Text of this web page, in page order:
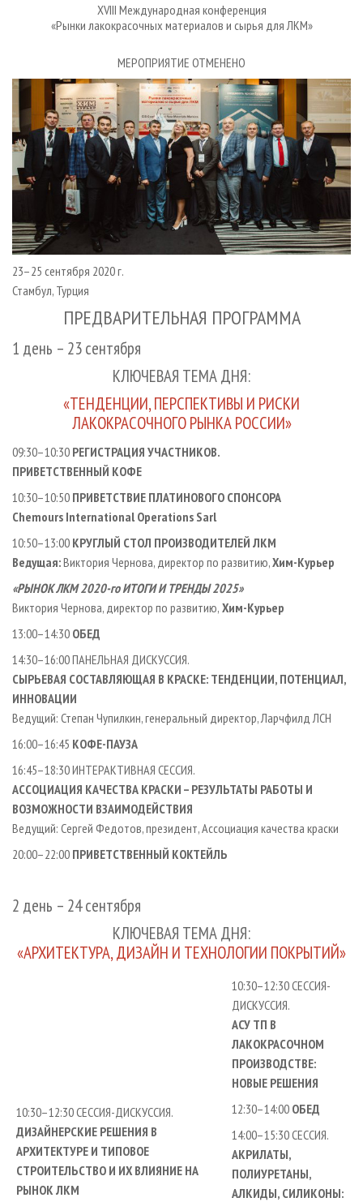
СУШКА ДРЕВЕСИНЫ
ПРОИЗВОДСТВО ДРЕВЕСНЫХ ПЛИТ
ДЕРЕВЯННОЕ ДОМОСТРОЕНИЕ
ПРОИЗВОДСТВО МЕБЕЛИ
БИОЭНЕРГЕТИКА
ЦБП
ИНСТРУМЕНТ И МАТЕРИАЛЫ
МОБИЛЬНЫЕ ВЫСТАВКИ
ОФИЦИАЛЬНЫЕ ДЕЛЕГАЦИИ
ПРИОРИТЕТНЫЕ ИНВЕСТПРОЕКТЫ
RUSSIAN FORESTRY REVIEW
ГАЗЕТА ЛЕСПРОМФОРУМ
БИБЛИОТЕКА СПЕЦИАЛИСТА
XVIII Международная конференция
«Рынки лакокрасочных материалов и сырья для ЛКМ»
МЕРОПРИЯТИЕ ОТМЕНЕНО
23–25 сентября 2020 г.
Стамбул, Турция
ПРЕДВАРИТЕЛЬНАЯ ПРОГРАММА
1 день – 23 сентября
КЛЮЧЕВАЯ ТЕМА ДНЯ:
«ТЕНДЕНЦИИ, ПЕРСПЕКТИВЫ И РИСКИ
ЛАКОКРАСОЧНОГО РЫНКА РОССИИ»
09:30–10:30 РЕГИСТРАЦИЯ УЧАСТНИКОВ.
ПРИВЕТСТВЕННЫЙ КОФЕ
10:30–10:50 ПРИВЕТСТВИЕ ПЛАТИНОВОГО СПОНСОРА
Chemours International Operations Sarl
10:50–13:00 КРУГЛЫЙ СТОЛ ПРОИЗВОДИТЕЛЕЙ ЛКМ
Ведущая:Виктория Чернова, директор по развитию,Хим-Курьер
«РЫНОК ЛКМ 2020-го ИТОГИ И ТРЕНДЫ 2025»
Виктория Чернова, директор по развитию, Хим-Курьер
13:00–14:30 ОБЕД
14:30–16:00 ПАНЕЛЬНАЯ ДИСКУССИЯ.
СЫРЬЕВАЯ СОСТАВЛЯЮЩАЯ В КРАСКЕ: ТЕНДЕНЦИИ, ПОТЕНЦИАЛ,
ИННОВАЦИИ
Ведущий: Степан Чупилкин, генеральный директор, Ларчфилд ЛСН
16:00–16:45 КОФЕ-ПАУЗА
16:45–18:30 ИНТЕРАКТИВНАЯ СЕССИЯ.
АССОЦИАЦИЯ КАЧЕСТВА КРАСКИ – РЕЗУЛЬТАТЫ РАБОТЫ И
ВОЗМОЖНОСТИ ВЗАИМОДЕЙСТВИЯ
Ведущий: Сергей Федотов, президент, Ассоциация качества краски
20:00–22:00 ПРИВЕТСТВЕННЫЙ КОКТЕЙЛЬ
2 день – 24 сентября
КЛЮЧЕВАЯ ТЕМА ДНЯ:
«АРХИТЕКТУРА, ДИЗАЙН И ТЕХНОЛОГИИ ПОКРЫТИЙ»
10:30–12:30 СЕССИЯ-ДИСКУССИЯ.
ДИЗАЙНЕРСКИЕ РЕШЕНИЯ В
АРХИТЕКТУРЕ И ТИПОВОЕ
СТРОИТЕЛЬСТВО И ИХ ВЛИЯНИЕ НА
РЫНОК ЛКМ
10:30–12:30 СЕССИЯ-
ДИСКУССИЯ.
АСУ ТП В
ЛАКОКРАСОЧНОМ
ПРОИЗВОДСТВЕ:
НОВЫЕ РЕШЕНИЯ
12:30–14:00 ОБЕД
14:00–15:30 СЕССИЯ.
АКРИЛАТЫ,
ПОЛИУРЕТАНЫ,
АЛКИДЫ, СИЛИКОНЫ: